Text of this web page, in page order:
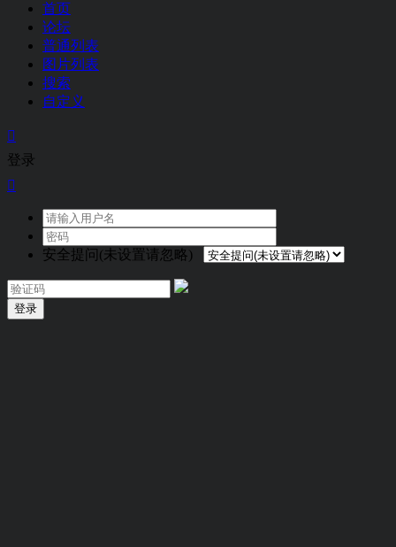
首页
论坛
普通列表
图片列表
搜索
自定义

登录

安全提问(未设置请忽略)
登录